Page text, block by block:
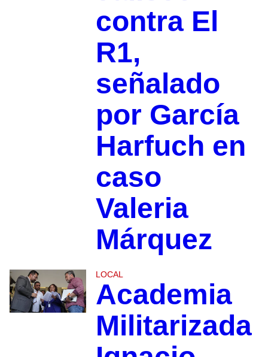
contra El
R1,
señalado
por García
Harfuch en
caso
Valeria
Márquez
LOCAL
Academia
Militarizada